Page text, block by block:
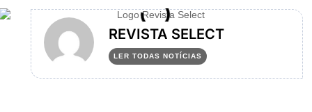
REVISTA SELECT
LER TODAS NOTÍCIAS